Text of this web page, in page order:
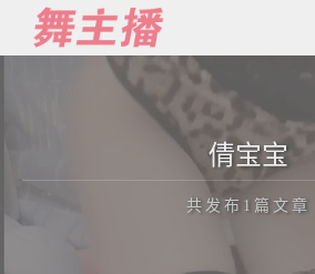
倩宝宝
共发布1篇文章